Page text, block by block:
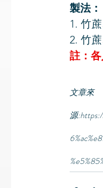
製法：
1. 竹
2. 竹
註：
文章來
源